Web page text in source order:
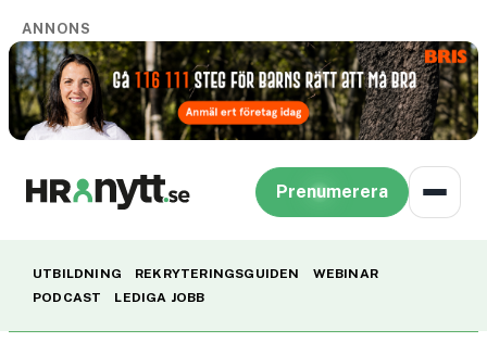
ANNONS
Prenumerera
UTBILDNING REKRYTERINGSGUIDEN
WEBINAR
PODCAST
LEDIGA JOBB